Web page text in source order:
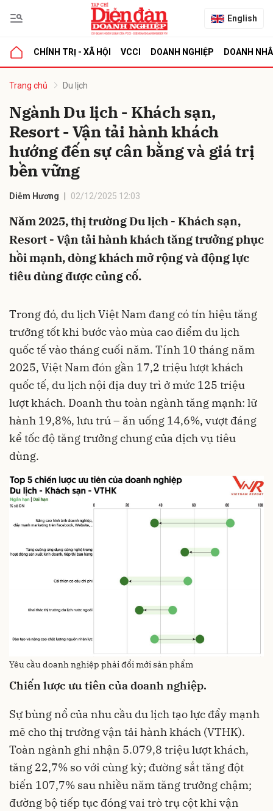
English
CHÍNH TRỊ - XÃ HỘI VCCI DOANH NGHIỆP DOANH
Trang chủ Du lịch
Ngành Du lịch - Khách sạn,
Resort - Vận tải hành khách
hướng đến sự cân bằng và giá trị
bền vững
Diễm Hương 02/12/2025 12:03
Năm 2025, thị trường Du lịch - Khách sạn,
Resort - Vận tải hành khách tăng trưởng phục
hồi mạnh, dòng khách mở rộng và động lực
tiêu dùng được củng cố.
Trong đó, du lịch Việt Nam đang có tín hiệu tăng
trưởng tốt khi bước vào mùa cao điểm du lịch
quốc tế vào tháng cuối năm. Tính 10 tháng năm
2025, Việt Nam đón gần 17,2 triệu lượt khách
quốc tế, du lịch nội địa duy trì ở mức 125 triệu
lượt khách. Doanh thu toàn ngành tăng mạnh: lữ
hành 19,8%, lưu trú – ăn uống 14,6%, vượt đáng
kể tốc độ tăng trưởng chung của dịch vụ tiêu
dùng.
Yêu cầu doanh nghiệp phải đổi mới sản phẩm
Chiến lược ưu tiên của doanh nghiệp.
Sự bùng nổ của nhu cầu du lịch tạo lực đẩy mạnh
mẽ cho thị trường vận tải hành khách (VTHK).
Toàn ngành ghi nhận 5.079,8 triệu lượt khách,
tăng 22,7% so với cùng kỳ; đường sắt tăng đột
biến 107,7% sau nhiều năm tăng trưởng chậm;
đường bộ tiếp tục đóng vai trò trụ cột khi vận
luận